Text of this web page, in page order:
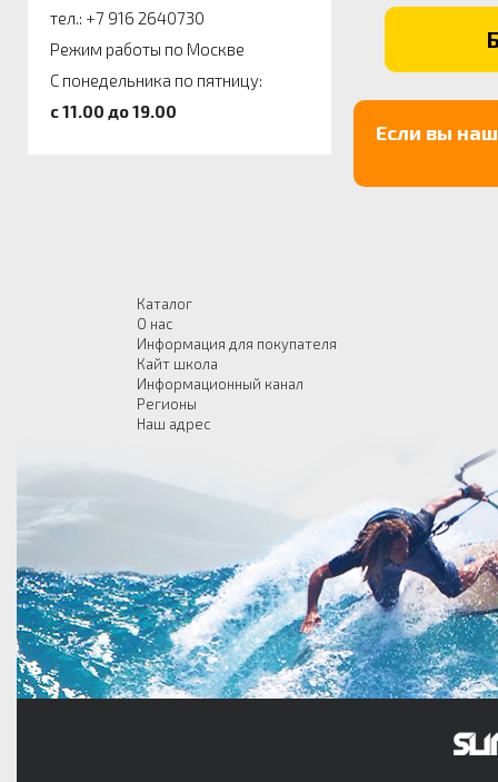
тел.: +7 916 2640730
Режим работы по Москве
С понедельника по пятницу:
c 11.00 до 19.00
Если вы
Каталог
О нас
Информация для покупателя
Кайт школа
Информационный канал
Регионы
Наш адрес